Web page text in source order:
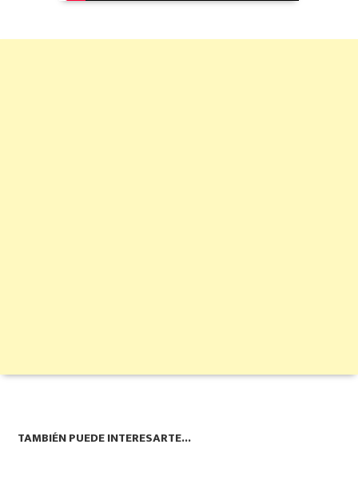
TAMBIÉN PUEDE INTERESARTE...